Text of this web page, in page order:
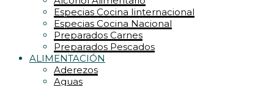
Especias Cocina Iinternacional
Especias Cocina Nacional
Preparados Carnes
Preparados Pescados
ALIMENTACIÓN
Aderezos
Aguas